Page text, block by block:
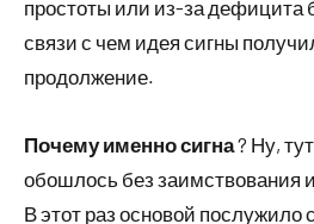
простоты или из-за дефицита
связи с чем идея сигны
продолжение.
Почему именно сигна? Ну,
обошлось без заимствования
В этот раз основой послужило